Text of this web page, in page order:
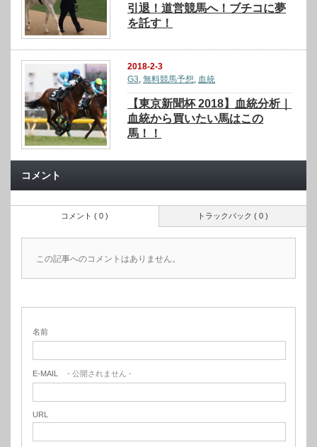
引退！道営競馬へ！ブチコに夢
を託す！
2018-2-3
G3,無料競馬予想, 血統
【東京新聞杯 2018】血統分析｜
血統から買いたい馬はこの
馬！！
コメント
トラックバック ( 0 )
コメント ( 0 )
この記事へのコメントはありません。
名前
E-MAIL - 公開されません -
URL